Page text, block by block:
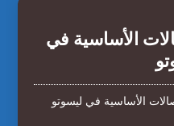
الأساسية في
الأساسية في ليسوتو